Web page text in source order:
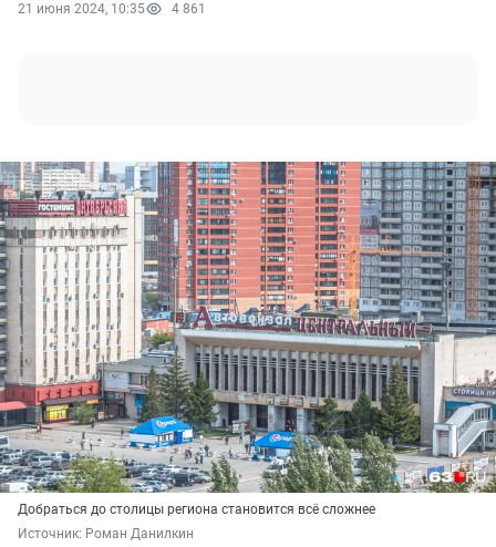
21 июня 2024, 10:35 4 861
Добраться до столицы региона становится всё сложнее
Источник: Роман Данилкин